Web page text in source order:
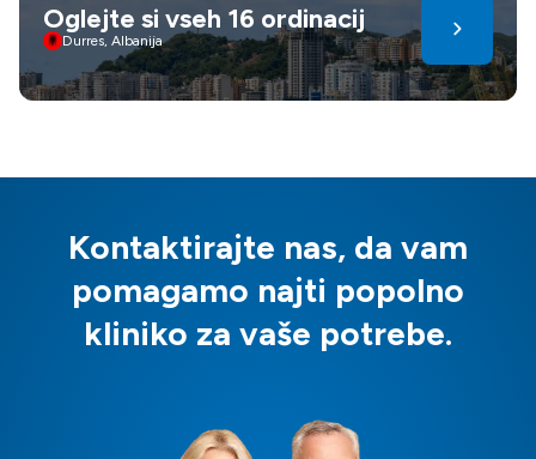
Oglejte si vseh 16 ordinacij
Durres, Albanija
Kontaktirajte nas, da vam
pomagamo najti popolno
kliniko za vaše potrebe.